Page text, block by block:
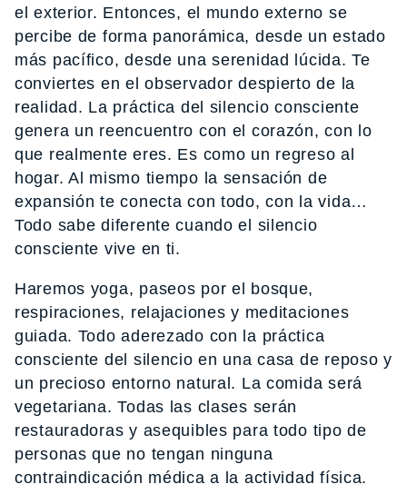
el exterior. Entonces, el mundo externo se
percibe de forma panorámica, desde un estado
más pacífico, desde una serenidad lúcida. Te
conviertes en el observador despierto de la
realidad. La práctica del silencio consciente
genera un reencuentro con el corazón, con lo
que realmente eres. Es como un regreso al
hogar. Al mismo tiempo la sensación de
expansión te conecta con todo, con la vida…
Todo sabe diferente cuando el silencio
consciente vive en ti.
Haremos yoga, paseos por el bosque,
respiraciones, relajaciones y meditaciones
guiada. Todo aderezado con la práctica
consciente del silencio en una casa de reposo y
un precioso entorno natural. La comida será
vegetariana. Todas las clases serán
restauradoras y asequibles para todo tipo de
personas que no tengan ninguna
contraindicación médica a la actividad física.